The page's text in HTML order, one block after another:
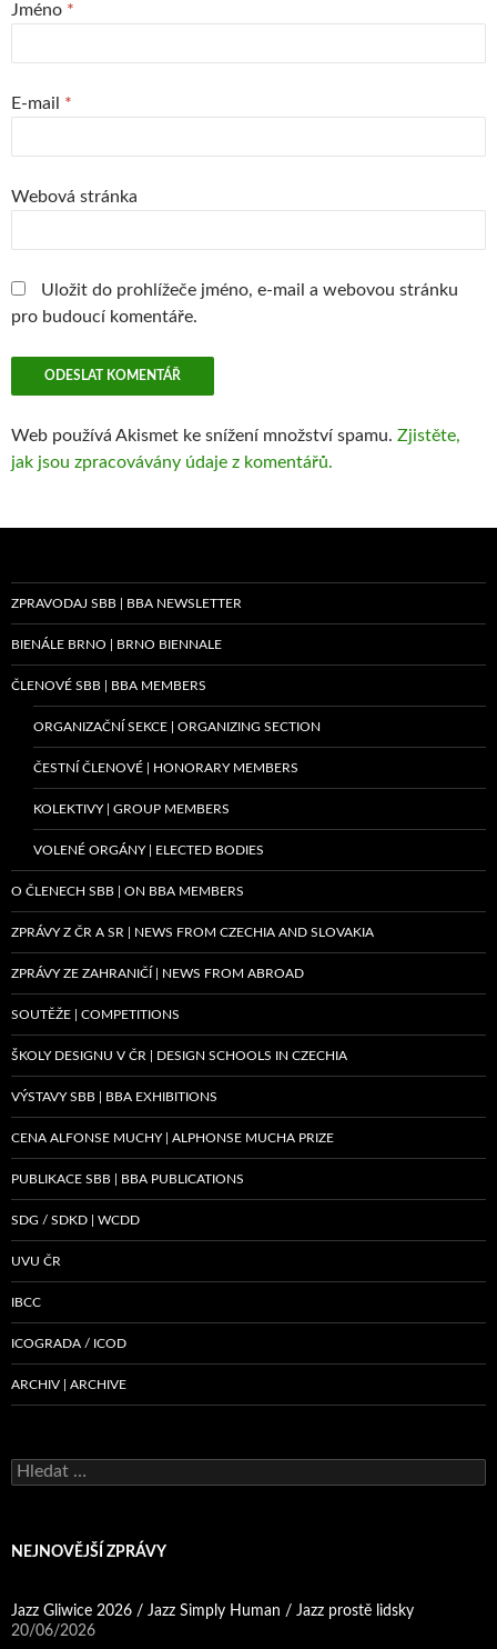
Jméno *
E-mail *
Webová stránka
Uložit do prohlížeče jméno, e-mail a webovou stránku
pro budoucí komentáře.
Web používá Akismet ke snížení množství spamu. Zjistěte,
jak jsou zpracovávány údaje z komentářů.
ZPRAVODAJ SBB | BBA NEWSLETTER
BIENÁLE BRNO | BRNO BIENNALE
ČLENOVÉ SBB | BBA MEMBERS
ORGANIZAČNÍ SEKCE | ORGANIZING SECTION
ČESTNÍ ČLENOVÉ | HONORARY MEMBERS
KOLEKTIVY | GROUP MEMBERS
VOLENÉ ORGÁNY | ELECTED BODIES
O ČLENECH SBB | ON BBA MEMBERS
ZPRÁVY Z ČR A SR | NEWS FROM CZECHIA AND SLOVAKIA
ZPRÁVY ZE ZAHRANIČÍ | NEWS FROM ABROAD
SOUTĚŽE | COMPETITIONS
ŠKOLY DESIGNU V ČR | DESIGN SCHOOLS IN CZECHIA
VÝSTAVY SBB | BBA EXHIBITIONS
CENA ALFONSE MUCHY | ALPHONSE MUCHA PRIZE
PUBLIKACE SBB | BBA PUBLICATIONS
SDG / SDKD | WCDD
UVU ČR
IBCC
ICOGRADA / ICOD
ARCHIV | ARCHIVE
Vyhledávání
NEJNOVĚJŠÍ ZPRÁVY
Jazz Gliwice 2026 / Jazz Simply Human / Jazz prostě lidsky
20/06/2026